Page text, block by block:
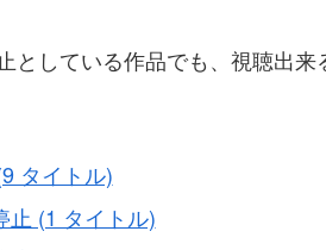
としている作品でも、視聴出
タイトル)
止 (1 タイトル)